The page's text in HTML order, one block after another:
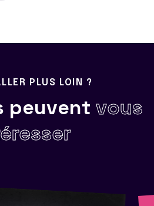
PLUS LOIN ?
peuvent vous